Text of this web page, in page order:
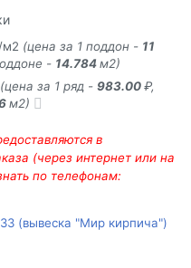
м2 (цена за 1 поддон - 11
- 14.784м2)
(цена за 1 ряд - 983.00₽,
м2)
в
(через интернет или на
по телефонам:
(вывеска "Мир кирпича")